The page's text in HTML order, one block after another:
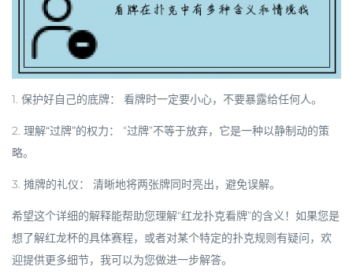
1. 保护好自己的底牌： 看牌时一定要小心，不要暴露给任何人。
2. 理解“过牌”的权力：
“过牌”不等于放弃，它是一种以静制动的策
略。
3. 摊牌的礼仪： 清晰地将两张牌同时亮出，避免误解。
希望这个详细的解释能帮助您理解“红龙扑克看牌”的含义！如果您是
想了解红龙杯的具体赛程，或者对某个特定的扑克规则有疑问，欢
迎提供更多细节，我可以为您做进一步解答。